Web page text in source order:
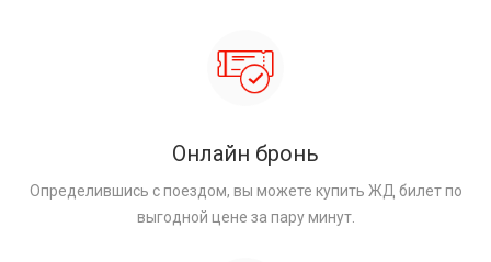
Онлайн бронь
Определившись с поездом, вы можете купить ЖД билет по
выгодной цене за пару минут.